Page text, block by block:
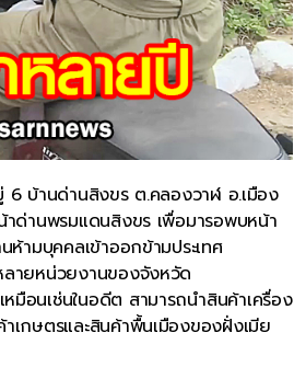
บ้านด่านสิงขร ต.คลองวาฬ อ.เมือง
าด่านพรมแดนสิงขร เพื่อมารอพบหน้า
ามบุคคลเข้าออกข้ามประเทศ
ายหน่วยงานของจังหวัด
อนเช่นในอดีต สามารถนำสินค้าเครื่อง
เกษตรและสินค้าพื้นเมืองของฝั่งเมีย